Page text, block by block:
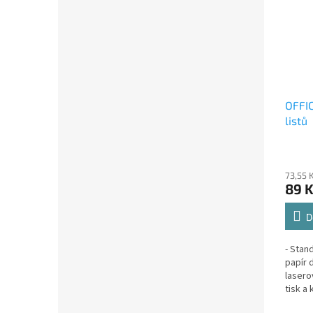
listů
73,55
89
-
papír
tisk a